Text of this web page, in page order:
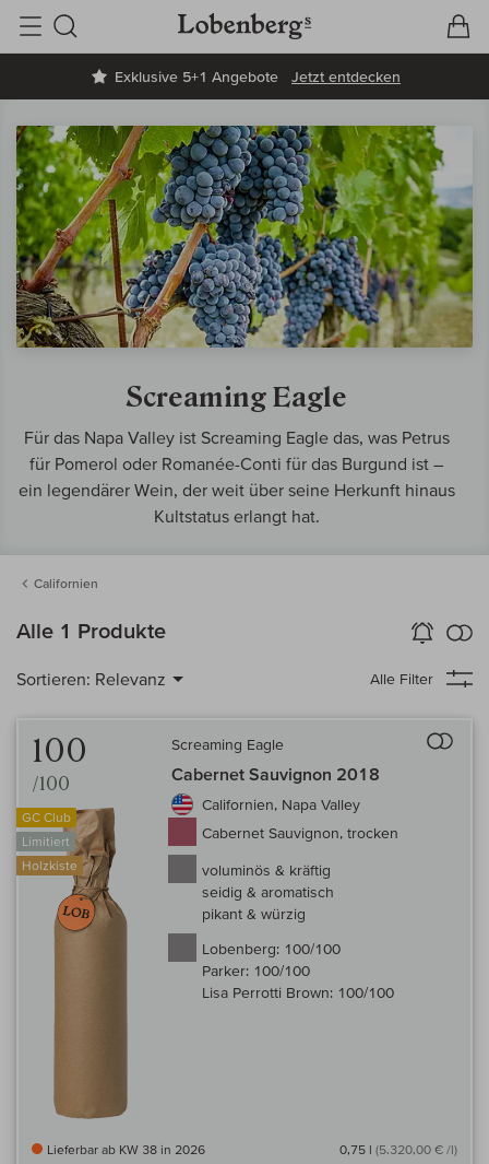
Exklusive 5+1 Angebote Jetzt entdecken
Suche
Screaming Eagle
Für das Napa Valley ist Screaming Eagle das, was Petrus
für Pomerol oder Romanée-Conti für das Burgund ist –
ein legendärer Wein, der weit über seine Herkunft hinaus
Kultstatus erlangt hat.
Californien
Alle 1 Produkte Wein-Alarm
aktivieren
Sortieren: Relevanz Alle Filter
100
/100
GC Club
Limitiert
Holzkiste
Screaming Eagle
Cabernet Sauvignon 2018
Californien, Napa Valley
Cabernet Sauvignon, trocken
voluminös & kräftig
seidig & aromatisch
pikant & würzig
Lobenberg: 100/100
Parker: 100/100
Lisa Perrotti Brown: 100/100
Lieferbar ab KW 38 in 2026 0,75 l (5.320,00 € /l)